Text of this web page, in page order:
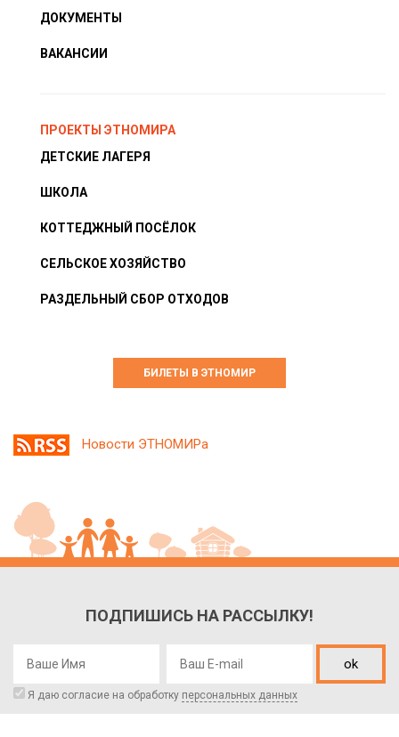
ДОКУМЕНТЫ
ВАКАНСИИ
ПРОЕКТЫ ЭТНОМИРА
ДЕТСКИЕ ЛАГЕРЯ
ШКОЛА
КОТТЕДЖНЫЙ ПОСЁЛОК
СЕЛЬСКОЕ ХОЗЯЙСТВО
РАЗДЕЛЬНЫЙ СБОР ОТХОДОВ
БИЛЕТЫ В ЭТНОМИР
Новости ЭТНОМИРа
ПОДПИШИСЬ НА РАССЫЛКУ!
ok
Я даю согласие на обработку персональных данных